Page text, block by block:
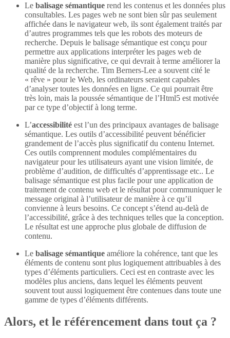
Le balisage sémantique rend les contenus et les données plus
consultables. Les pages web ne sont bien sûr pas seulement
affichée dans le navigateur web, ils sont également traités par
d’autres programmes tels que les robots des moteurs de
recherche. Depuis le balisage sémantique est conçu pour
permettre aux applications interpréter les pages web de
manière plus significative, ce qui devrait à terme améliorer la
qualité de la recherche. Tim Berners-Lee a souvent cité le
« rêve » pour le Web, les ordinateurs seraient capables
d’analyser toutes les données en ligne. Ce qui pourrait être
très loin, mais la poussée sémantique de l’Html5 est motivée
par ce type d’objectif à long terme.
L’accessibilité est l’un des principaux avantages de balisage
sémantique. Les outils d’accessibilité peuvent bénéficier
grandement de l’accès plus significatif du contenu Internet.
Ces outils comprennent modules complémentaires du
navigateur pour les utilisateurs ayant une vision limitée, de
problème d’audition, de difficultés d’apprentissage etc.. Le
balisage sémantique est plus facile pour une application de
traitement de contenu web et le résultat pour communiquer le
message original à l’utilisateur de manière à ce qu’il
convienne à leurs besoins. Ce concept s’étend au-delà de
l’accessibilité, grâce à des techniques telles que la conception.
Le résultat est une approche plus globale de diffusion de
contenu.
Le balisage sémantique améliore la cohérence, tant que les
éléments de contenu sont plus logiquement attribuables à des
types d’éléments particuliers. Ceci est en contraste avec les
modèles plus anciens, dans lequel les éléments peuvent
souvent tout aussi logiquement être contenues dans toute une
gamme de types d’éléments différents.
Alors, et le référencement dans tout ça ?